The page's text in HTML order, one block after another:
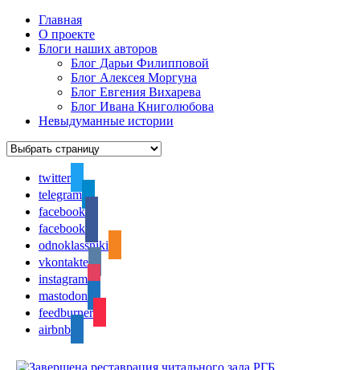
Главная
О проекте
Блоги наших авторов
Блог Дарьи Филипповой
Блог Алексея Моргуна
Блог Евгения Вихарева
Блог Ивана Книголюбова
Невыдуманные истории
twitter
telegram
facebook
facebook
odnoklassniki
vkontakte
instagram
mastodon
feedburner
airbnb